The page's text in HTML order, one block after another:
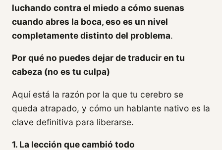
luchando contra el miedo a cómo suenas
cuando abres la boca, eso es un nivel
completamente distinto del problema.
Por qué no puedes dejar de traducir en tu
cabeza (no es tu culpa)
Aquí está la razón por la que tu cerebro se
queda atrapado, y cómo un hablante nativo es la
clave definitiva para liberarse.
1. La lección que cambió todo